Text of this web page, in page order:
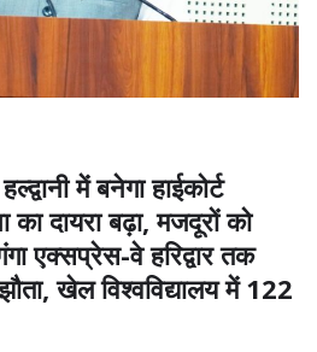
में बनेगा हाईकोर्ट
का दायरा बढ़ा, मजदूरों को
एक्सप्रेस-वे हरिद्वार तक
खेल विश्वविद्यालय में 122